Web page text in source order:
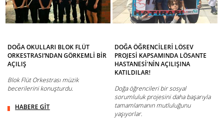
DOĞA OKULLARI BLOK FLÜT
ORKESTRASI’NDAN GÖRKEMLİ BİR
AÇILIŞ
Blok Flüt Orkestrası müzik
becerilerini konuşturdu.
HABERE GİT
DOĞA ÖĞRENCİLERİ LÖSEV
PROJESİ KAPSAMINDA LÖSANTE
HASTANESİ'NİN AÇILIŞINA
KATILDILAR!
Doğa öğrencileri bir sosyal
sorumluluk projesini daha başarıyla
tamamlamanın mutluluğunu
yaşıyorlar.